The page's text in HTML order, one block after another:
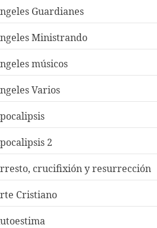
Guardianes
Ministrando
músicos
Varios
2
crucifixión y resurrección
Cristiano